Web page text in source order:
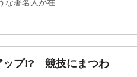
な著名人が在...
ップ!? 競技にまつわ